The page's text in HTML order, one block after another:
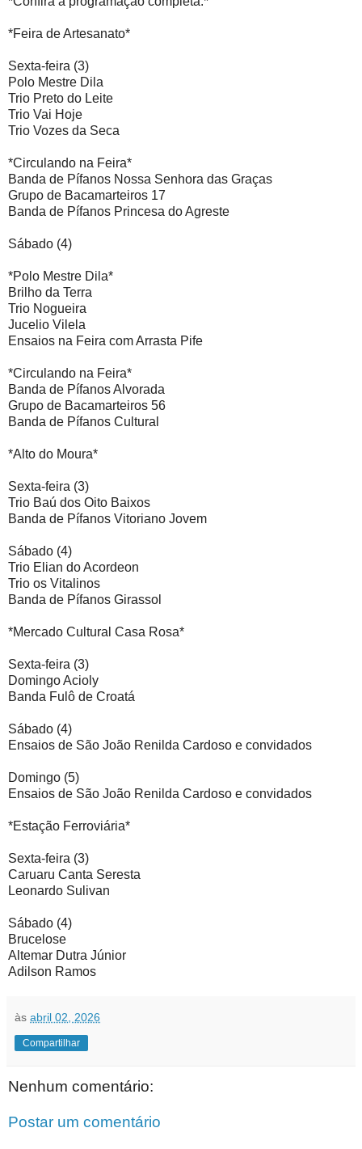
*Feira de Artesanato*
Sexta-feira (3)
Polo Mestre Dila
Trio Preto do Leite
Trio Vai Hoje
Trio Vozes da Seca
*Circulando na Feira*
Banda de Pífanos Nossa Senhora das Graças
Grupo de Bacamarteiros 17
Banda de Pífanos Princesa do Agreste
Sábado (4)
*Polo Mestre Dila*
Brilho da Terra
Trio Nogueira
Jucelio Vilela
Ensaios na Feira com Arrasta Pife
*Circulando na Feira*
Banda de Pífanos Alvorada
Grupo de Bacamarteiros 56
Banda de Pífanos Cultural
*Alto do Moura*
Sexta-feira (3)
Trio Baú dos Oito Baixos
Banda de Pífanos Vitoriano Jovem
Sábado (4)
Trio Elian do Acordeon
Trio os Vitalinos
Banda de Pífanos Girassol
*Mercado Cultural Casa Rosa*
Sexta-feira (3)
Domingo Acioly
Banda Fulô de Croatá
Sábado (4)
Ensaios de São João Renilda Cardoso e convidados
Domingo (5)
Ensaios de São João Renilda Cardoso e convidados
*Estação Ferroviária*
Sexta-feira (3)
Caruaru Canta Seresta
Leonardo Sulivan
Sábado (4)
Brucelose
Altemar Dutra Júnior
Adilson Ramos
às abril 02, 2026
Compartilhar
Nenhum comentário:
Postar um comentário